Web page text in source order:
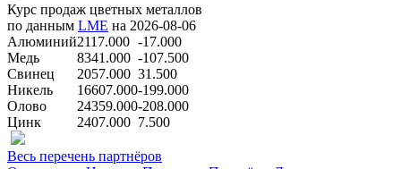
Курс продаж цветных металлов
по данным LME на 2026-08-06
Алюминий2117.000 -17.000
Медь
8341.000 -107.500
Свинец
2057.000 31.500
Никель
16607.000-199.000
Олово
24359.000-208.000
Цинк
2407.000 7.500
Весь перечень партнёров